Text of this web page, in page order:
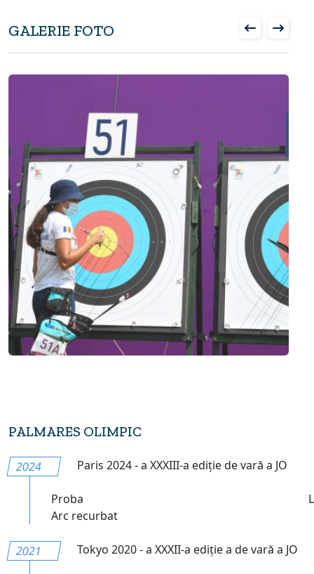
GALERIE FOTO
PALMARES OLIMPIC
2024 Paris 2024 - a XXXIII-a ediție de vară a JO
Proba
Arc recurbat
2021 Tokyo 2020 - a XXXII-a ediție a de vară a JO